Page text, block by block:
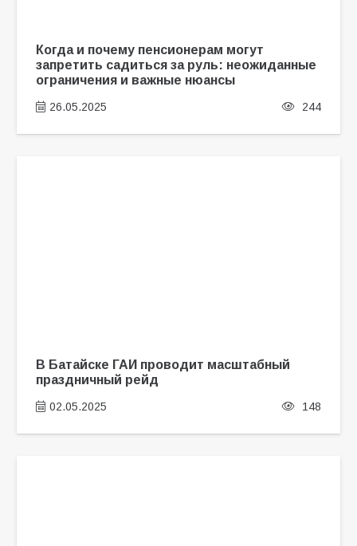
Когда и почему пенсионерам могут
запретить садиться за руль: неожиданные
ограничения и важные нюансы
26.05.2025 244
В Батайске ГАИ проводит масштабный
праздничный рейд
02.05.2025 148